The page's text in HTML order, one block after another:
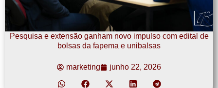
Pesquisa e extensão ganham novo impulso com edital de
bolsas da fapema e unibalsas
marketing junho 22, 2026